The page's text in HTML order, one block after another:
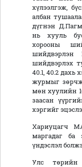
хүлээлгэж,
албан
дүгнэн
нь хууль
хорооны
шийдвэрлэн
шийдвэрлэх
40.1, 40.2 дахь
журмыг
мөн хуулийн
заасан
хэргийг
Хариуцагч
маргадаг
үндэслэл
Улс төрийн